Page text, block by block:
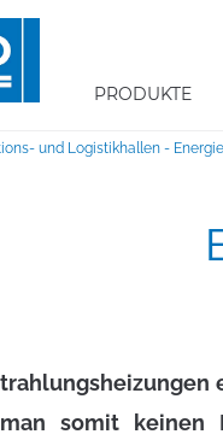
PRODUKTE
und Logistikhallen -
somit keinen